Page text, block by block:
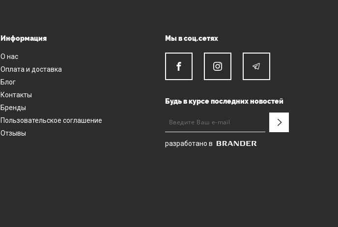
Информация
О нас
Оплата и доставка
Блог
Контакты
Бренды
Пользовательское соглашение
Отзывы
Мы в соц.сетях
Будь в курсе последних новостей
разработано в